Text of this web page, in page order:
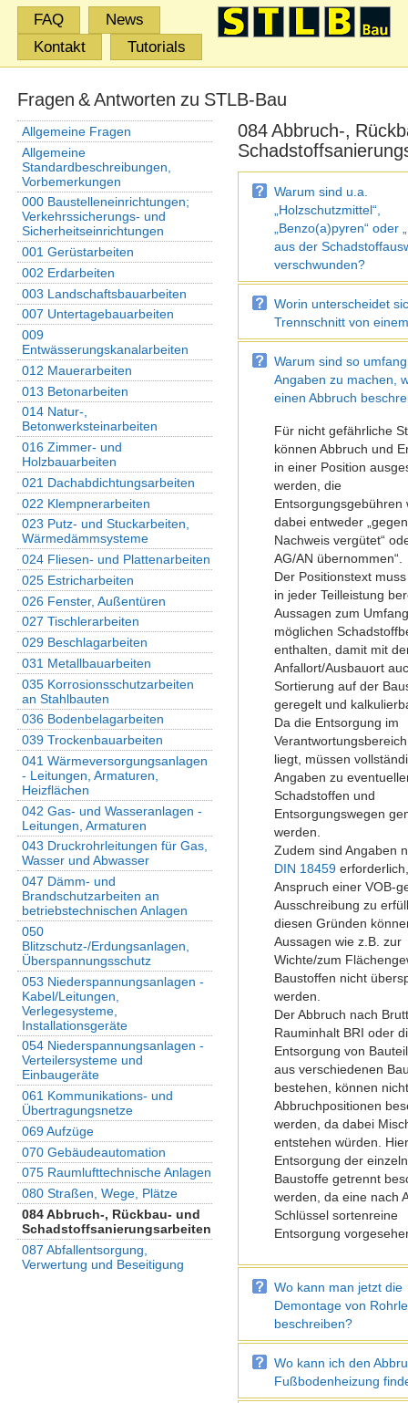
FAQ
News
Kontakt
Tutorials
Fragen & Antworten zu STLB-Bau
Allgemeine Fragen
Allgemeine
Standardbeschreibungen,
Vorbemerkungen
000 Baustelleneinrichtungen;
Verkehrssicherungs- und
Sicherheitseinrichtungen
001 Gerüstarbeiten
002 Erdarbeiten
003 Landschaftsbauarbeiten
007 Untertagebauarbeiten
009
Entwässerungskanalarbeiten
012 Mauerarbeiten
013 Betonarbeiten
014 Natur-,
Betonwerksteinarbeiten
016 Zimmer- und
Holzbauarbeiten
021 Dachabdichtungsarbeiten
022 Klempnerarbeiten
023 Putz- und Stuckarbeiten,
Wärmedämmsysteme
024 Fliesen- und Plattenarbeiten
025 Estricharbeiten
026 Fenster, Außentüren
027 Tischlerarbeiten
029 Beschlagarbeiten
031 Metallbauarbeiten
035 Korrosionsschutzarbeiten
an Stahlbauten
036 Bodenbelagarbeiten
039 Trockenbauarbeiten
041 Wärmeversorgungsanlagen
- Leitungen, Armaturen,
Heizflächen
042 Gas- und Wasseranlagen -
Leitungen, Armaturen
043 Druckrohrleitungen für Gas,
Wasser und Abwasser
047 Dämm- und
Brandschutzarbeiten an
betriebstechnischen Anlagen
050
Blitzschutz-/Erdungsanlagen,
Überspannungsschutz
053 Niederspannungsanlagen -
Kabel/Leitungen,
Verlegesysteme,
Installationsgeräte
054 Niederspannungsanlagen -
Verteilersysteme und
Einbaugeräte
061 Kommunikations- und
Übertragungsnetze
069 Aufzüge
070 Gebäudeautomation
075 Raumlufttechnische Anlagen
080 Straßen, Wege, Plätze
084 Abbruch-, Rückbau- und
Schadstoffsanierungsarbeiten
087 Abfallentsorgung,
Verwertung und Beseitigung
084 Abbruch-,
Warum sind u.a.
„Holzschutzmittel“,
„Benzo(a)pyren“ oder
aus der
verschwunden?
Worin unterscheidet
Trennschnitt von
Warum sind so
Angaben zu machen,
einen Abbruch
Für nicht gefährliche
können Abbruch und
in einer Position
werden, die
Entsorgungsgebühren
dabei entweder „gegen
Nachweis vergütet“
AG/AN übernommen“.
Der Positionstext
in jeder Teilleistung
Aussagen zum
möglichen
enthalten, damit mit
Anfallort/Ausbauort
Sortierung auf der
geregelt und
Da die Entsorgung im
liegt, müssen
Angaben zu
Schadstoffen und
Entsorgungswegen
werden.
Zudem sind Angaben
DIN 18459
Anspruch einer VOB-
Ausschreibung zu
diesen Gründen
Aussagen wie z.B. zur
Wichte/zum
Baustoffen nicht
werden.
Der Abbruch nach
Rauminhalt BRI oder
Entsorgung von
aus verschiedenen
bestehen, können
Abbruchpositionen
werden, da dabei
entstehen würden.
Entsorgung der
Baustoffe getrennt
werden, da eine nach
Schlüssel sortenreine
Entsorgung
Wo kann man jetzt die
Demontage von
beschreiben?
Wo kann ich den
Fußbodenheizung